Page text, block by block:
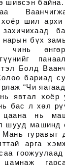
шивсэн
шил архи
нарын бүх
Болд
бариад
“Чи
явтал хоёр
бас л хөл
цаана нь
шууд машинд
Мань гуравыг
арга
гоожуулаад